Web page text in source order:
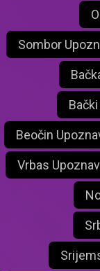
Sombor
Beočin
Vrbas